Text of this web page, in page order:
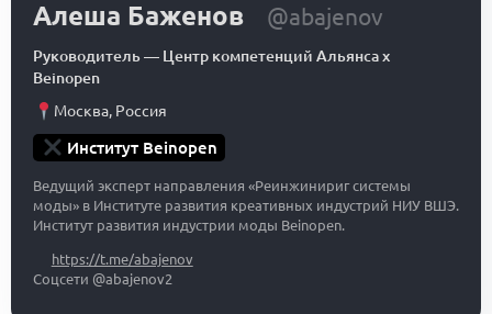
Алеша Баженов @abajenov
Руководитель— Центр компетенций Альянса x
Beinopen
Москва, Россия
Институт Beinopen
Ведущий эксперт направления «Реинжинириг системы
моды» в Институте развития креативных индустрий НИУ ВШЭ.
Институт развития индустрии моды Beinopen.
https://t.me/abajenov
Соцсети @abajenov2